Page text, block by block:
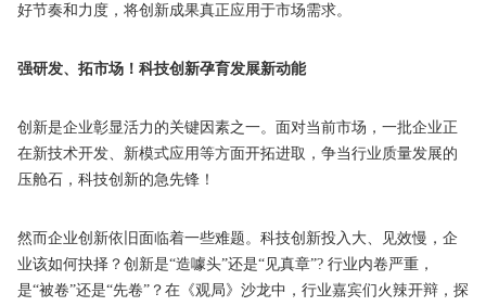
好节奏和力度，将创新成果真正应用于市场需求。
强研发、拓市场！科技创新孕育发展新动能
创新是企业彰显活力的关键因素之一。面对当前市场，一批企业正
在新技术开发、新模式应用等方面开拓进取，争当行业质量发展的
压舱石，科技创新的急先锋！
然而企业创新依旧面临着一些难题。科技创新投入大、见效慢，企
业该如何抉择？创新是“造噱头”还是“见真章”? 行业内卷严重，
是“被卷”还是“先卷”？在《观局》沙龙中，行业嘉宾们火辣开辩，探